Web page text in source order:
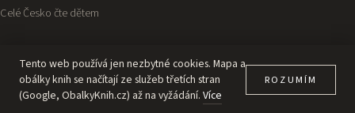
Celé Česko čte dětem
© 2026 Obecní knihovna BělovProhlášení o přístupnosti
Ochrana osobních údajů
verze 1.27.2 ·Administrace
Tento web používá jen nezbytné cookies. Mapa a
obálky knih se načítají ze služeb třetích stran
(Google, ObalkyKnih.cz) až na vyžádání. Více
ROZUMÍM